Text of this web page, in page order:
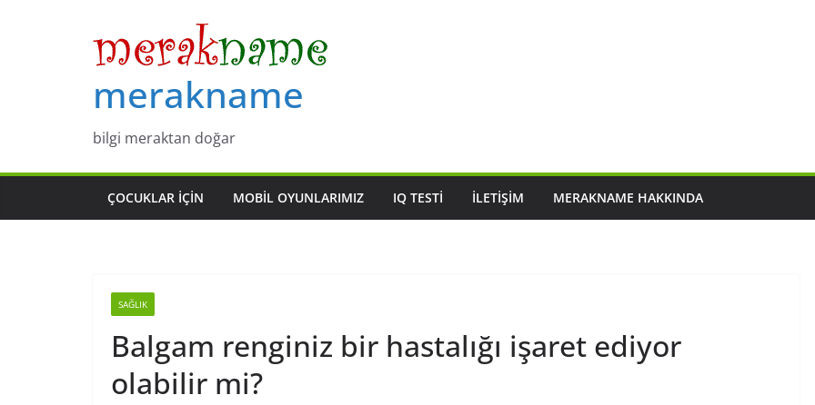
merakname
bilgi meraktan doğar
ÇOCUKLAR IÇIN MOBIL OYUNLARIMIZ IQ TESTI İLETIŞIM MERAKNAME HAKKINDA
SAĞLIK
Balgam renginiz bir hastalığı işaret ediyor
olabilir mi?